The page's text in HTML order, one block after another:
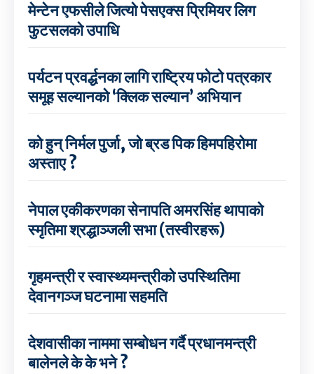
मेन्टेन एफसीले जित्यो पेसएक्स प्रिमियर लिग
फुटसलको उपाधि
पर्यटन प्रवर्द्धनका लागि राष्ट्रिय फोटो पत्रकार
समूह सल्यानको ‘क्लिक सल्यान’ अभियान
को हुन् निर्मल पुर्जा, जो ब्रड पिक हिमपहिरोमा
अस्ताए ?
नेपाल एकीकरणका सेनापति अमरसिंह थापाको
स्मृतिमा श्रद्धाञ्जली सभा (तस्वीरहरू)
गृहमन्त्री र स्वास्थ्यमन्त्रीको उपस्थितिमा
देवानगञ्ज घटनामा सहमति
देशवासीका नाममा सम्बोधन गर्दै प्रधानमन्त्री
बालेनले के के भने ?